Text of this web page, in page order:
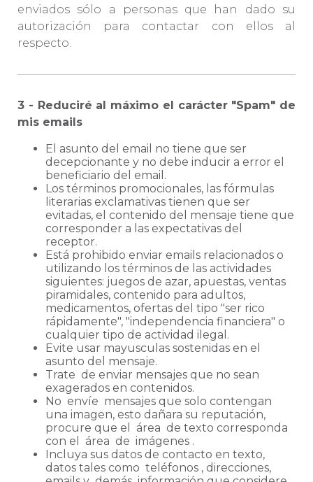
enviados sólo a personas que han dado su
autorización para contactar con ellos al
respecto.
3 - Reduciré al máximo el carácter "Spam" de
mis emails
El asunto del email no tiene que ser
decepcionante y no debe inducir a error el
beneficiario del email.
Los términos promocionales, las fórmulas
literarias exclamativas tienen que ser
evitadas, el contenido del mensaje tiene que
corresponder a las expectativas del
receptor.
Está prohibido enviar emails relacionados o
utilizando los términos de las actividades
siguientes: juegos de azar, apuestas, ventas
piramidales, contenido para adultos,
medicamentos, ofertas del tipo "ser rico
rápidamente", "independencia financiera" o
cualquier tipo de actividad ilegal.
Evite usar mayusculas sostenidas en el
asunto del mensaje.
Trate de enviar mensajes que no sean
exagerados en contenidos.
No envíe mensajes que solo contengan
una imagen, esto dañara su reputación,
procure que el
área de texto corresponda
con el
área de imágenes .
Incluya sus datos de contacto en texto,
datos tales como teléfonos , direcciones,